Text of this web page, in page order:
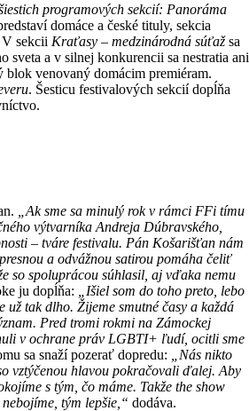
programových sekcií: Panoráma
domáce a české tituly, sekcia
sekcii Kraťasy – medzinárodná súťažsa
sveta a v silnej konkurencii sa nestratia ani
venovaný domácim premiéram.
. Šesticu festivalových sekcií dopĺňa
„Ak sme sa minulý rok v rámci FFi tímu
výtvarníka Andreja Dúbravského,
– tváre festivalu. Pán Košarišťan nám
a odvážnou satirou pomáha čeliť
so spoluprácou súhlasil, aj vďaka nemu
ju dopĺňa:
„Išiel som do toho preto, lebo
už tak dlho. Žijeme smutné časy a každá
Pred tromi rokmi na Zámockej
v ochrane práv LGBTI+ ľudí, ocitli sme
sa snaží pozerať dopredu:
„Nás nikto
vztýčenou hlavou pokračovali ďalej. Aby
s tým, čo máme. Takže the show
tým lepšie,“ dodáva.